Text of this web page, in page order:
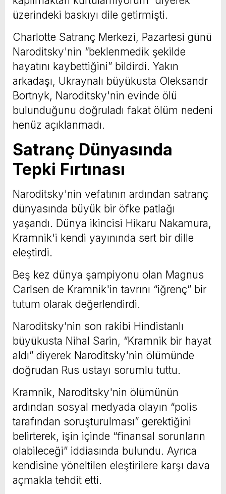
üzerindeki baskıyı dile getirmişti.
Charlotte Satranç Merkezi, Pazartesi günü
Naroditsky'nin “beklenmedik şekilde
hayatını kaybettiğini” bildirdi. Yakın
arkadaşı, Ukraynalı büyükusta Oleksandr
Bortnyk, Naroditsky'nin evinde ölü
bulunduğunu doğruladı fakat ölüm nedeni
henüz açıklanmadı.
Satranç Dünyasında
Tepki Fırtınası
Naroditsky'nin vefatının ardından satranç
dünyasında büyük bir öfke patlağı
yaşandı. Dünya ikincisi Hikaru Nakamura,
Kramnik'i kendi yayınında sert bir dille
eleştirdi.
Beş kez dünya şampiyonu olan Magnus
Carlsen de Kramnik'in tavrını “iğrenç” bir
tutum olarak değerlendirdi.
Naroditsky’nin son rakibi Hindistanlı
büyükusta Nihal Sarin, “Kramnik bir hayat
aldı” diyerek Naroditsky'nin ölümünde
doğrudan Rus ustayı sorumlu tuttu.
Kramnik, Naroditsky'nin ölümünün
ardından sosyal medyada olayın “polis
tarafından soruşturulması” gerektiğini
belirterek, işin içinde “finansal sorunların
olabileceği” iddiasında bulundu. Ayrıca
kendisine yöneltilen eleştirilere karşı dava
açmakla tehdit etti.